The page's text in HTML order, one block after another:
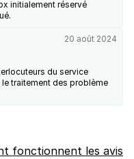
initialement réservé
20 août 2024
du service
traitement des problème
fonctionnent les avis